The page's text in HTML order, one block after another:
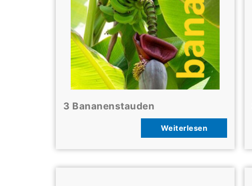
3 Bananenstauden
Weiterlesen